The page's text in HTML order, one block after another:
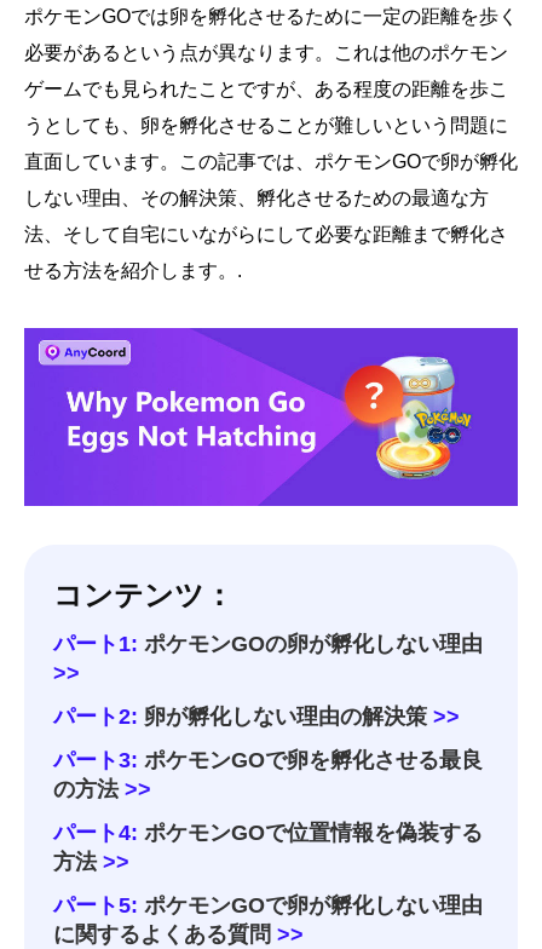
ポケモンGOでは卵を孵化させるために一定の距離を歩く
必要があるという点が異なります。これは他のポケモン
ゲームでも見られたことですが、ある程度の距離を歩こ
うとしても、卵を孵化させることが難しいという問題に
直面しています。この記事では、ポケモンGOで卵が孵化
しない理由、その解決策、孵化させるための最適な方
法、そして自宅にいながらにして必要な距離まで孵化さ
せる方法を紹介します。.
コンテンツ：
パート1: ポケモンGOの卵が孵化しない理由
>>
パート2: 卵が孵化しない理由の解決策 >>
パート3: ポケモンGOで卵を孵化させる最良
の方法>>
パート4: ポケモンGOで位置情報を偽装する
方法>>
パート5: ポケモンGOで卵が孵化しない理由
に関するよくある質問 >>